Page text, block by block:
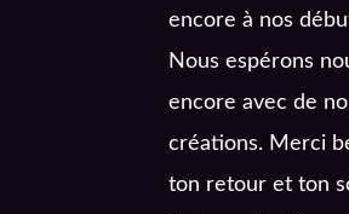
encore à nos
Nous espérons
encore avec de
créations. Merci
ton retour et ton